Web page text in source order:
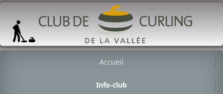
Accueil
Info-club